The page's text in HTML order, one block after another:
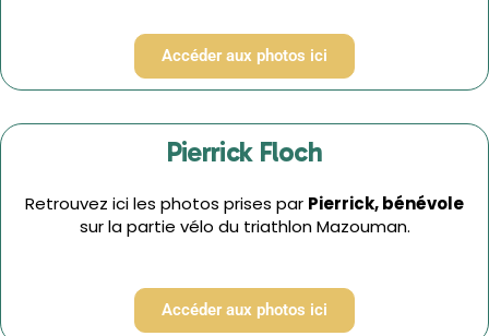
Accéder aux photos ici
Pierrick Floch
Retrouvez ici les photos prises par Pierrick,bénévole
sur la partie vélo du triathlon Mazouman.
Accéder aux photos ici